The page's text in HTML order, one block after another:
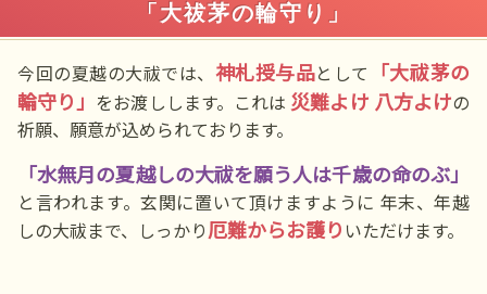
「大祓茅の輪守り」
今回の夏越の大祓では、 神札授与品として 「大祓茅の
輪守り」 をお渡しします。これは災難よけ 八方よけの
祈願、願意が込められております。
「水無月の夏越しの大祓を願う人は千歳の命のぶ」
と言われます。玄関に置いて頂けますように 年末、年越
しの大祓まで、しっかり厄難からお護り いただけます。